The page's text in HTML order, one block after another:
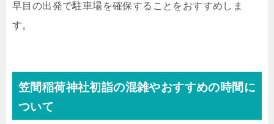
早目の出発で駐車場を確保することをおすすめしま
す。
笠間稲荷神社初詣の混雑やおすすめの時間に
ついて